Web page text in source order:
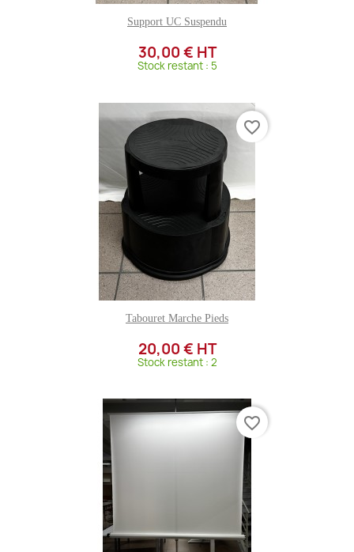
Support UC Suspendu
30,00 € HT
Stock restant : 5
Tabouret Marche Pieds
20,00 € HT
Stock restant : 2
favorite_border
favorite_border